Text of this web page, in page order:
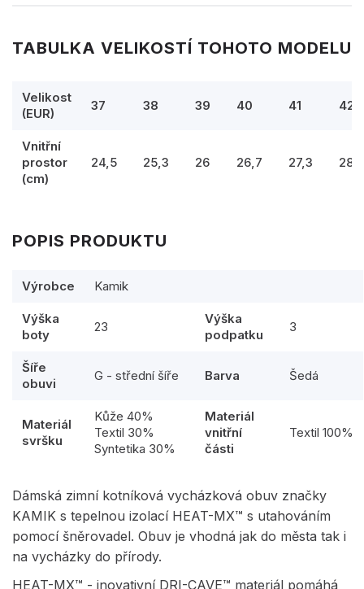
TABULKA VELIKOSTÍ TOHOTO MODELU
Velikost
(EUR)
37 38 39 40 41 42
Vnitřní
prostor
(cm)
24,5 25,3 26 26,7 27,3 28
POPIS PRODUKTU
Výrobce Kamik
Výška
boty
23
Výška
podpatku
3
Šíře
obuvi
G - střední šíře Barva Šedá
Materiál
svršku
Kůže 40%
Textil 30%
Syntetika 30%
Materiál
vnitřní
části
Textil 100%
Dámská zimní kotníková vycházková obuv značky
KAMIK s tepelnou izolací HEAT-MX™ s utahováním
pomocí šněrovadel. Obuv je vhodná jak do města tak i
na vycházky do přírody.
HEAT-MX™ - inovativní DRI-CAVE™ materiál pomáhá